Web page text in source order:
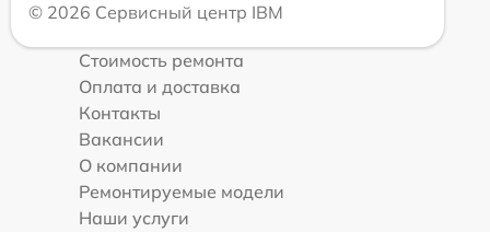
© 2026 Сервисный центр IBM
Стоимость ремонта
Оплата и доставка
Контакты
Вакансии
О компании
Ремонтируемые модели
Наши услуги